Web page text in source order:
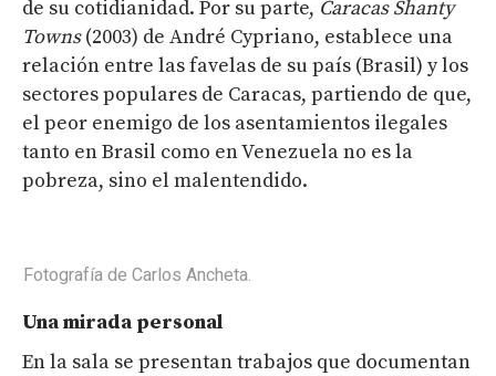
de su cotidianidad. Por su parte, Caracas Shanty
Towns(2003) de André Cypriano, establece una
relación entre las favelas de su país (Brasil) y los
sectores populares de Caracas, partiendo de que,
el peor enemigo de los asentamientos ilegales
tanto en Brasil como en Venezuela no es la
pobreza, sino el malentendido.
Fotografía de Carlos Ancheta.
Una mirada personal
En la sala se presentan trabajos que documentan